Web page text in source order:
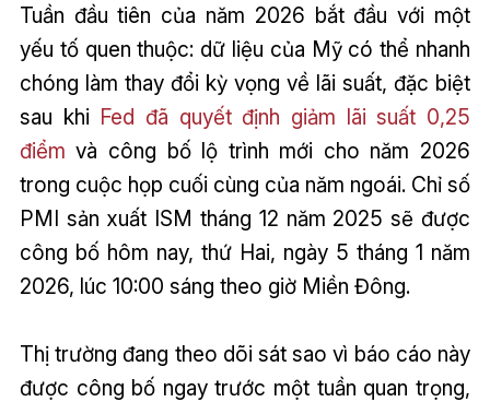
Tuần đầu tiên của năm 2026 bắt đầu với một
yếu tố quen thuộc: dữ liệu của Mỹ có thể nhanh
chóng làm thay đổi kỳ vọng về lãi suất, đặc biệt
sau khi Fed đã quyết định giảm lãi suất 0,25
điểm và công bố lộ trình mới cho năm 2026
trong cuộc họp cuối cùng của năm ngoái. Chỉ số
PMI sản xuất ISM tháng 12 năm 2025 sẽ được
công bố hôm nay, thứ Hai, ngày 5 tháng 1 năm
2026, lúc 10:00 sáng theo giờ Miền Đông.
Thị trường đang theo dõi sát sao vì báo cáo này
được công bố ngay trước một tuần quan trọng,